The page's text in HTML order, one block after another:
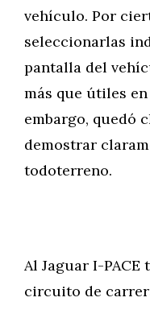
vehículo. Por
seleccionarlas
pantalla del
más que útiles
embargo, quedó
demostrar
todoterreno.
Al Jaguar I-
circuito de